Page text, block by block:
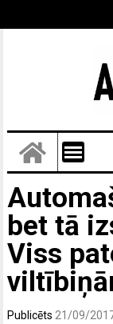
bet tā
Viss
Publicēts 21/09/